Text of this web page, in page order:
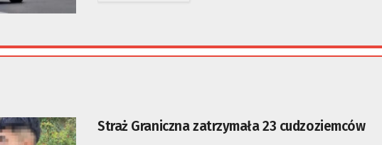
Straż Graniczna zatrzymała 23 cudzoziemców